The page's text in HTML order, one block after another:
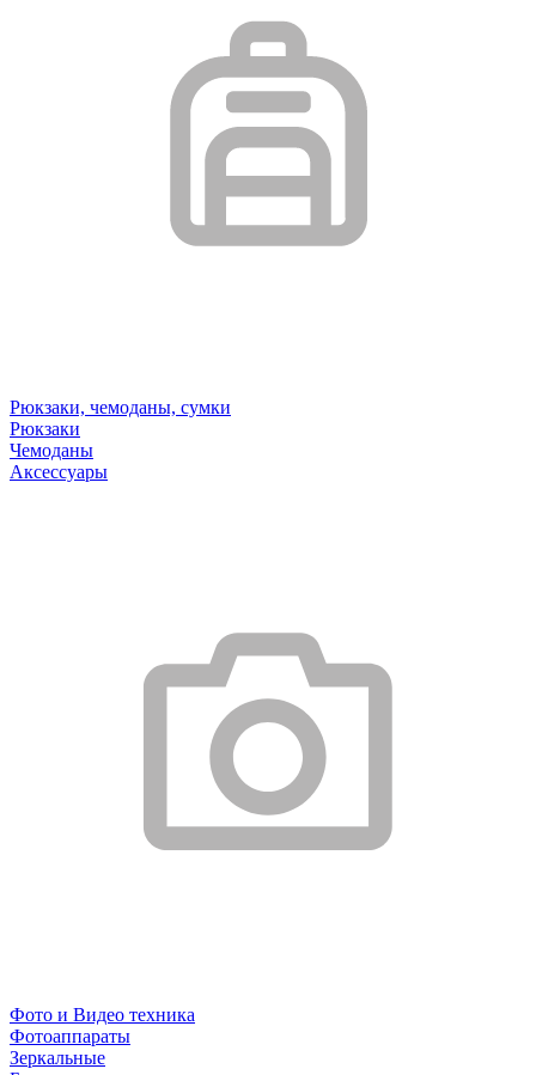
Рюкзаки, чемоданы, сумки
Рюкзаки
Чемоданы
Аксессуары
Фото и Видео техника
Фотоаппараты
Зеркальные